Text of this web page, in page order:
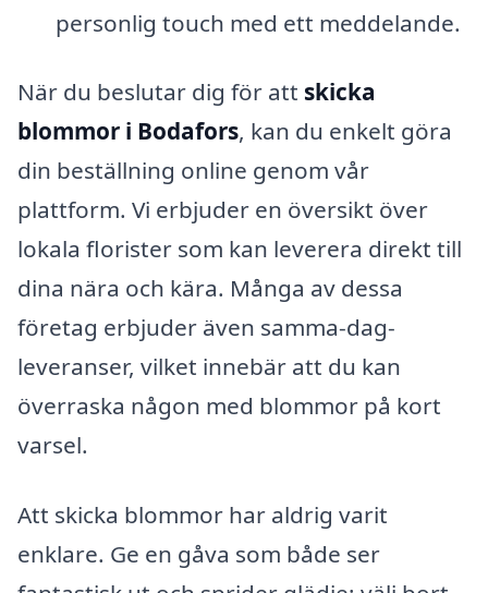
personlig touch med ett meddelande.
När du beslutar dig för att skicka
blommor i Bodafors, kan du enkelt göra
din beställning online genom vår
plattform. Vi erbjuder en översikt över
lokala florister som kan leverera direkt till
dina nära och kära. Många av dessa
företag erbjuder även samma-dag-
leveranser, vilket innebär att du kan
överraska någon med blommor på kort
varsel.
Att skicka blommor har aldrig varit
enklare. Ge en gåva som både ser